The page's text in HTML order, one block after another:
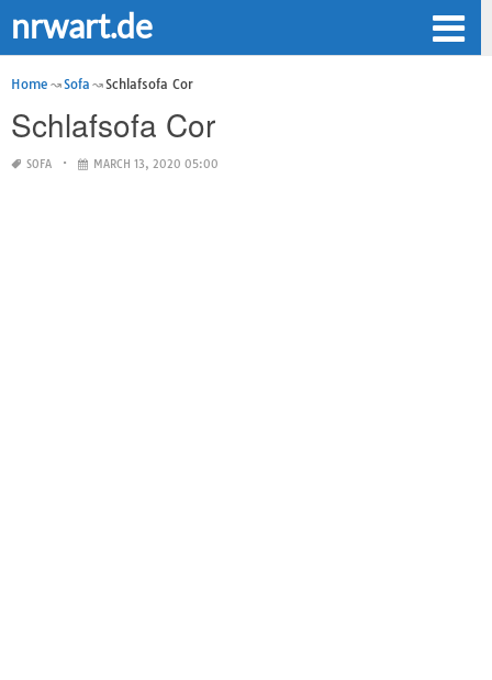
nrwart.de
Home Sofa Schlafsofa Cor
Schlafsofa Cor
SOFA MARCH 13, 2020 05:00